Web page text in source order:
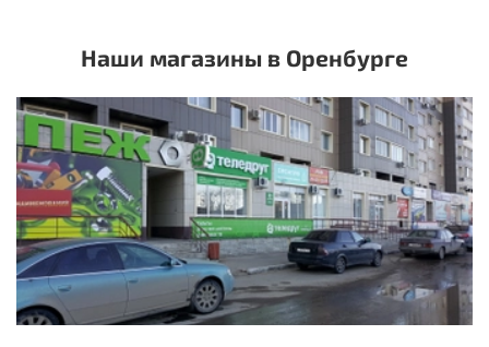
Наши магазины в Оренбурге